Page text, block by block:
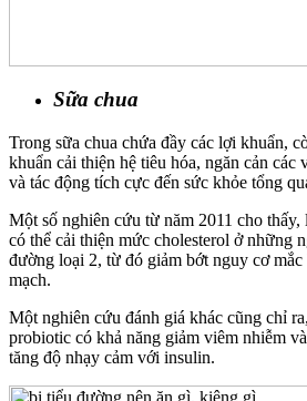
Sữa chua
Trong sữa chua chứa đầy các lợi khuẩn,
khuẩn cải thiện hệ tiêu hóa, ngăn cản các
và tác động tích cực đến sức khỏe tổng
Một số nghiên cứu từ năm 2011 cho thấy,
có thể cải thiện mức cholesterol ở những
đường loại 2, từ đó giảm bớt nguy cơ
mạch.
Một nghiên cứu đánh giá khác cũng chỉ
probiotic có khả năng giảm viêm nhiễm
tăng độ nhạy cảm với insulin.